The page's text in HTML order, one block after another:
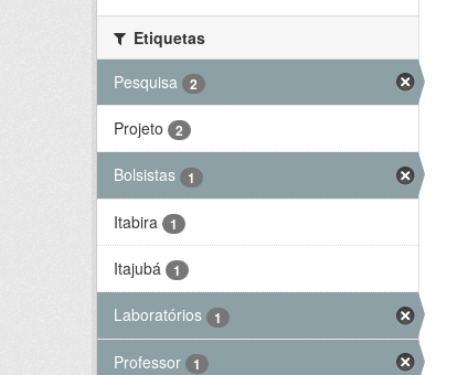
Etiquetas
Pesquisa
2
Projeto 2
Bolsistas 1
Itabira 1
Itajubá 1
Laboratórios 1
Professor 1